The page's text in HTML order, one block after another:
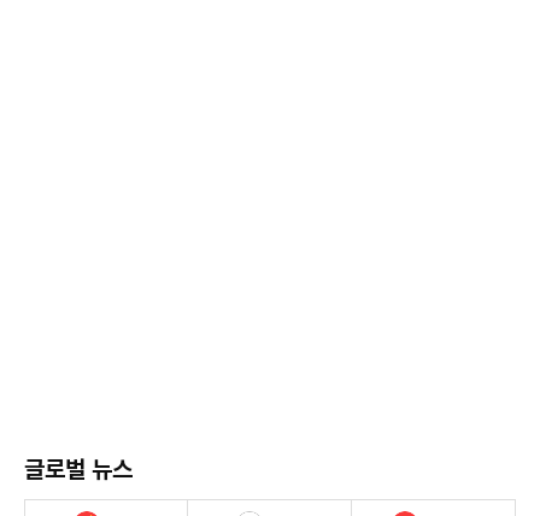
글로벌 뉴스